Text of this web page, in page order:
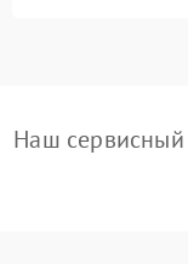
Наш